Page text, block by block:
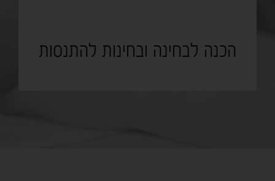
הכנה לבחינה ובחינות להתנסות